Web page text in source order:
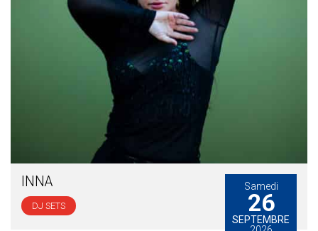
Samedi
26
SEPTEMBRE
INNA
DJ SETS